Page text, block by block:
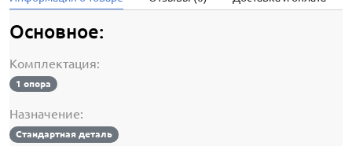
Основное:
Комплектация:
1 опора
Назначение:
Стандартная деталь